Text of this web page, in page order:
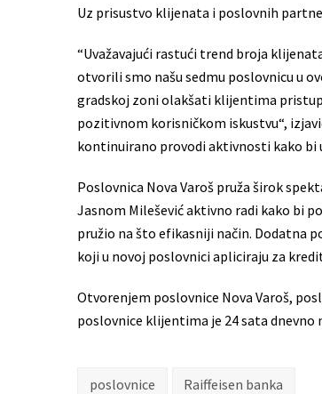
Uz prisustvo klijenata i poslovnih
“Uvažavajući rastući trend broja
otvorili smo našu sedmu poslovnicu u
gradskoj zoni olakšati klijentima
pozitivnom korisničkom iskustvu“,
kontinuirano provodi aktivnosti kako bi
Poslovnica Nova Varoš pruža širok
Jasnom Milešević aktivno radi kako bi
pružio na što efikasniji način. Dodatna
koji u novoj poslovnici apliciraju za
Otvorenjem poslovnice Nova Varoš,
poslovnice klijentima je 24 sata dnevno
poslovnice Raiffeisen banka